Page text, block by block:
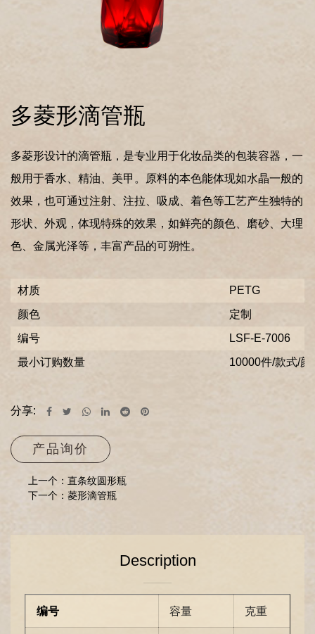
多菱形滴管瓶
多菱形设计的滴管瓶，是专业用于化妆品类的包装容器，一
般用于香水、精油、美甲。原料的本色能体现如水晶一般的
效果，也可通过注射、注拉、吸成、着色等工艺产生独特的
形状、外观，体现特殊的效果，如鲜亮的颜色、磨砂、大理
色、金属光泽等，丰富产品的可朔性。
材质
PETG
颜色
定制
编号
LSF-E-7006
最小订购数量
10000件/款式/颜
分享:
产品询价
上一个：直条纹圆形瓶
下一个：菱形滴管瓶
Description
编号 容量 克重